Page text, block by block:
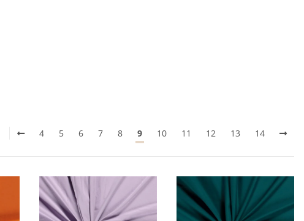
4 5 6 7 8 9 10 11 12 13 14